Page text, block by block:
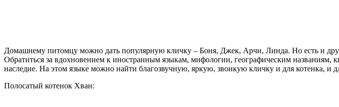
Домашнему питомцу можно дать популярную кличку – Боня, Джек, Арчи, Линда. Но есть и
Обратиться за вдохновением к иностранным языкам, мифологии, географическим названиям,
наследие. На этом языке можно найти благозвучную, яркую, звонкую кличку и для котенка, и
Полосатый котенок Хван: